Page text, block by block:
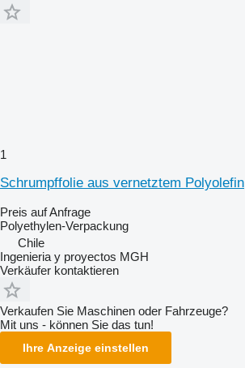
1
Schrumpffolie aus vernetztem Polyolefin
Preis auf Anfrage
Polyethylen-Verpackung
Chile
Ingenieria y proyectos MGH
Verkäufer kontaktieren
Verkaufen Sie Maschinen oder Fahrzeuge?
Mit uns - können Sie das tun!
Ihre Anzeige einstellen